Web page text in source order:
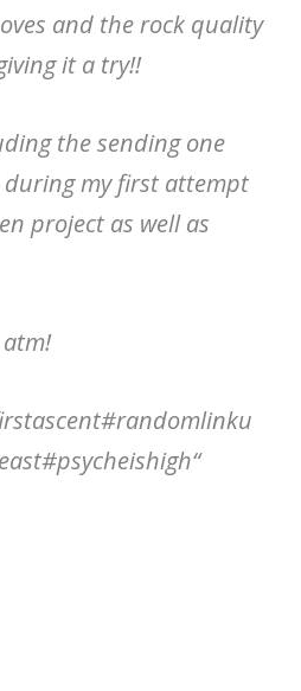
and the rock quality
it a try!!
the sending one
during my first attempt
project as well as